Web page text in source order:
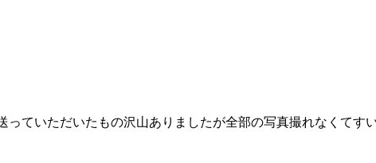
ていただいたもの沢山ありましたが全部の写真撮れなくて